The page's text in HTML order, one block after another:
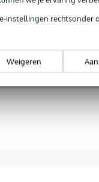
instellingen rechtsonder
Weigeren
Deze kabel is
kabel voornamelijk
een XLR male (3p) -